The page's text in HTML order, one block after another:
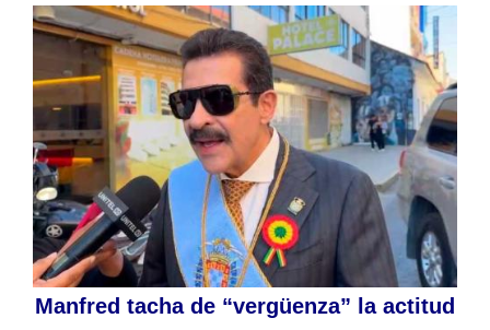
Manfred tacha de “vergüenza” la actitud